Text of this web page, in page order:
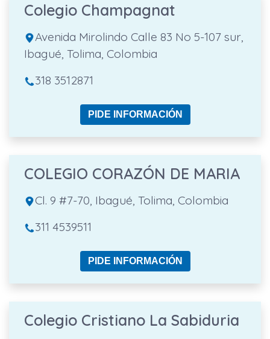
Colegio Champagnat
Avenida Mirolindo Calle 83 No 5-107 sur,
Ibagué, Tolima, Colombia
318 3512871
PIDE INFORMACIÓN
COLEGIO CORAZÓN DE MARIA
Cl. 9 #7-70, Ibagué, Tolima, Colombia
311 4539511
PIDE INFORMACIÓN
Colegio Cristiano La Sabiduria